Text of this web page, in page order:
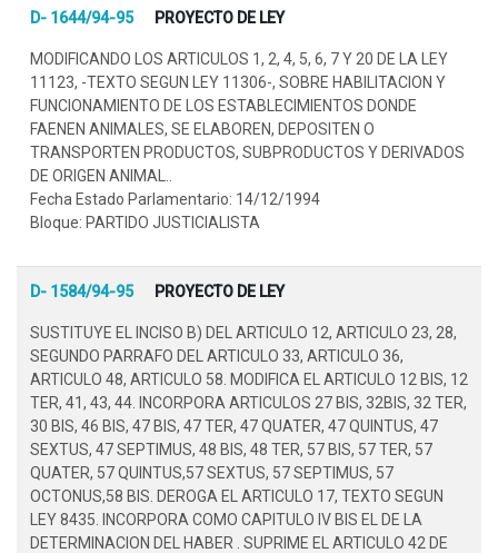
D- 1644/94-95 PROYECTO DE LEY
MODIFICANDO LOS ARTICULOS 1, 2, 4, 5, 6, 7 Y 20 DE LA LEY
11123, -TEXTO SEGUN LEY 11306-, SOBRE HABILITACION Y
FUNCIONAMIENTO DE LOS ESTABLECIMIENTOS DONDE
FAENEN ANIMALES, SE ELABOREN, DEPOSITEN O
TRANSPORTEN PRODUCTOS, SUBPRODUCTOS Y DERIVADOS
DE ORIGEN ANIMAL..
Fecha Estado Parlamentario: 14/12/1994
Bloque: PARTIDO JUSTICIALISTA
D- 1584/94-95 PROYECTO DE LEY
SUSTITUYE EL INCISO B) DEL ARTICULO 12, ARTICULO 23, 28,
SEGUNDO PARRAFO DEL ARTICULO 33, ARTICULO 36,
ARTICULO 48, ARTICULO 58. MODIFICA EL ARTICULO 12 BIS, 12
TER, 41, 43, 44. INCORPORA ARTICULOS 27 BIS, 32BIS, 32 TER,
30 BIS, 46 BIS, 47 BIS, 47 TER, 47 QUATER, 47 QUINTUS, 47
SEXTUS, 47 SEPTIMUS, 48 BIS, 48 TER, 57 BIS, 57 TER, 57
QUATER, 57 QUINTUS,57 SEXTUS, 57 SEPTIMUS, 57
OCTONUS,58 BIS. DEROGA EL ARTICULO 17, TEXTO SEGUN
LEY 8435. INCORPORA COMO CAPITULO IV BIS EL DE LA
DETERMINACION DEL HABER . SUPRIME EL ARTICULO 42 DE